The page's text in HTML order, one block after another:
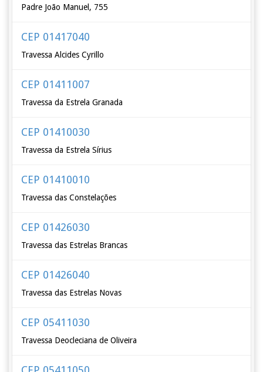
Padre João Manuel, 755
CEP 01417040
Travessa Alcides Cyrillo
CEP 01411007
Travessa da Estrela Granada
CEP 01410030
Travessa da Estrela Sírius
CEP 01410010
Travessa das Constelações
CEP 01426030
Travessa das Estrelas Brancas
CEP 01426040
Travessa das Estrelas Novas
CEP 05411030
Travessa Deocleciana de Oliveira